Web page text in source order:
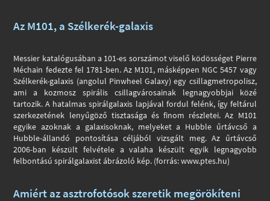
Az M101, a Szélkerék-galaxis
Messier katalógusában a 101-es sorszámot viselő ködösséget Pierre
Méchain fedezte fel 1781-ben. Az M101, másképpen NGC 5457 vagy
Szélkerék-galaxis (angolul Pinwheel Galaxy) egy csillagmetropolisz,
ami a kozmosz spirális csillagvárosainak legnagyobbjai közé
tartozik. A hatalmas spirálgalaxis lapjával fordul felénk, így feltárul
szerkezetének lenyűgöző tisztasága és finom részletei. Az M101
egyike azoknak a galaxisoknak, melyeket a Hubble űrtávcső a
Hubble-állandó pontosítása céljából vizsgált meg. Az űrtávcső
2006-ban készült felvétele a valaha készült egyik legnagyobb
felbontású spirálgalaxist ábrázoló kép. (forrás: www.ptes.hu)
Amiért az asztrofotósok szeretik megörökíteni